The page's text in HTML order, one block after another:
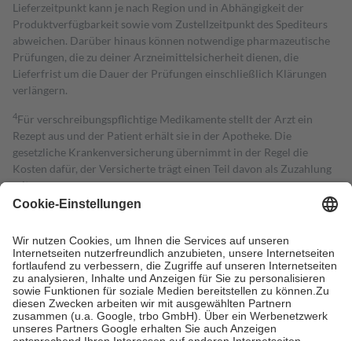
Lieferzeitpunkt kann je nach Region und in Abhängigkeit der
Produktverfügbarkeit sowie vom Zustellzeitpunkt des Spediteurs
abweichen. Darüber hinaus können notwendige pharmazeutische
Prüfungen, die zu deiner Arzneimittelsicherheit dienen, die
Lieferfrist um die Dauer der Prüfungen einschließlich Klärungen
verlängern.
4Für verschreibungspflichtige Medikamente stellt der Arzt ein
Rezept aus und der Patient erhält sie in der Apotheke. Die
gesetzliche Krankenversicherung übernimmt in der Regel die
Kosten dafür, der Versicherte trägt einen Teil davon als Zuzahlung
mit.
Grundsätzlich leisten Mitglieder Zuzahlungen in Höhe von zehn
höchstens zehn Euro.
Es sind jedoch nie mehr als die tatsächlichen
Kosten der Leistung zu entrichten.
Diese Regeln gelten grundsätzlich auch für Online-Apotheken.
Bei Heilmitteln und häuslicher Krankenpflege beträgt die
Zuzahlung zehn Prozent der Kosten sowie zehn Euro je
Verordnung.
Um das Engagement der Versicherten für ihre eigene Gesundheit zu